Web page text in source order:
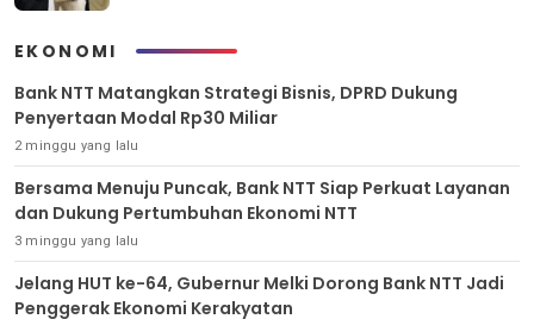
EKONOMI
Bank NTT Matangkan Strategi Bisnis, DPRD Dukung
Penyertaan Modal Rp30 Miliar
2 minggu yang lalu
Bersama Menuju Puncak, Bank NTT Siap Perkuat Layanan
dan Dukung Pertumbuhan Ekonomi NTT
3 minggu yang lalu
Jelang HUT ke-64, Gubernur Melki Dorong Bank NTT Jadi
Penggerak Ekonomi Kerakyatan